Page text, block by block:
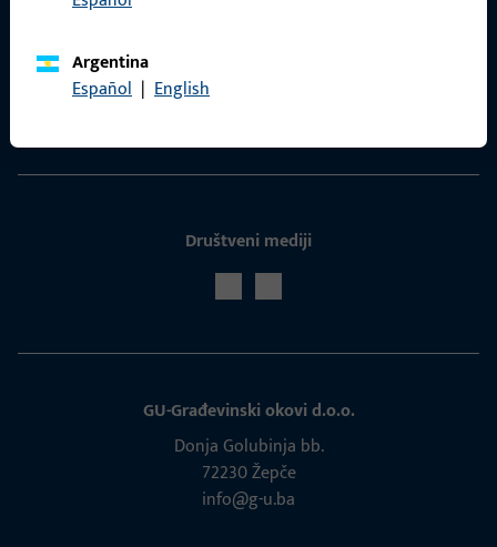
Argentina
Español | English
Društveni mediji
GU-Građevinski okovi d.o.o.
Donja Golubinja bb.
72230 Žepče
info@g-u.ba